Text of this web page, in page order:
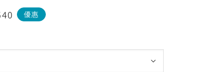
優惠